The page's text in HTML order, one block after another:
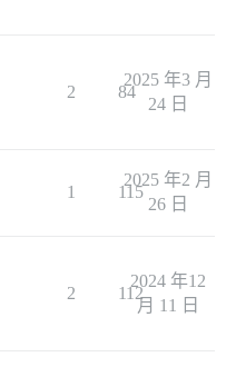
2 84
2025 年3 月
24 日
1 115
2025 年2 月
26 日
2 112
2024 年12
月 11 日